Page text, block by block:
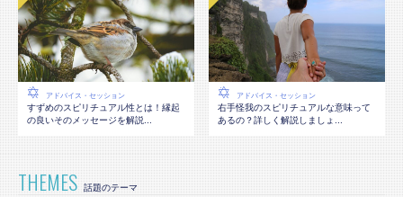
アドバイス・セッション
すずめのスピリチュアル性とは！縁起
の良いそのメッセージを解説...
アドバイス・セッション
右手怪我のスピリチュアルな意味って
あるの？詳しく解説しましょ...
THEMES 話題のテーマ